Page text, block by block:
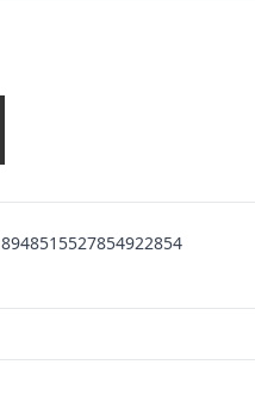
8948515527854922854